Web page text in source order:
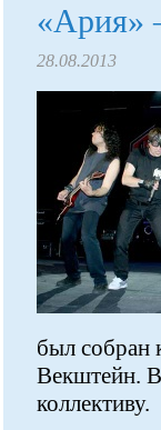
«Ария»
28.08.2013
был собран
Векштейн.
коллективу.